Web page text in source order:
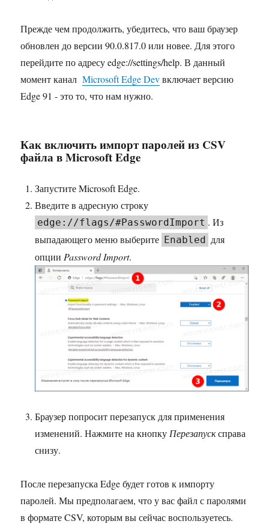
Прежде чем продолжить, убедитесь, что ваш браузер
обновлен до версии 90.0.817.0 или новее. Для этого
перейдите по адресу edge://settings/help. В данный
момент каналMicrosoft Edge Devвключает версию
Edge 91 - это то, что нам нужно.
Как включить импорт паролей из CSV
файла в Microsoft Edge
Запустите Microsoft Edge.
Введите в адресную строку
edge://flags/#PasswordImport . Из
выпадающего меню выберите Enabled для
опции Password Import.
Браузер попросит перезапуск для применения
изменений. Нажмите на кнопку Перезапусксправа
снизу.
После перезапуска Edge будет готов к импорту
паролей. Мы предполагаем, что у вас файл с паролями
в формате CSV, которым вы сейчас воспользуетесь.